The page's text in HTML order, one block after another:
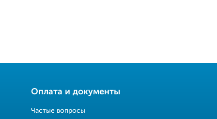
Оплата и документы
Частые вопросы